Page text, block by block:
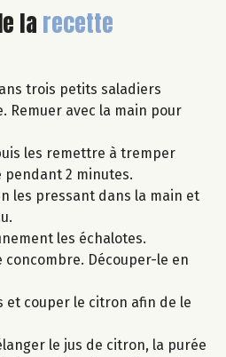
larecette
trois petits saladiers
Remuer avec la main pour
les remettre à tremper
pendant 2 minutes.
les pressant dans la main et
les échalotes.
concombre. Découper-le en
et couper le citron afin de le
le jus de citron, la purée